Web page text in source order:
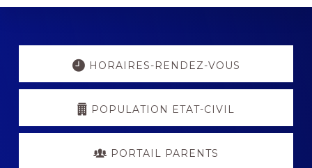
Explore
HORAIRES-RENDEZ-VOUS
POPULATION ETAT-CIVIL
PORTAIL PARENTS